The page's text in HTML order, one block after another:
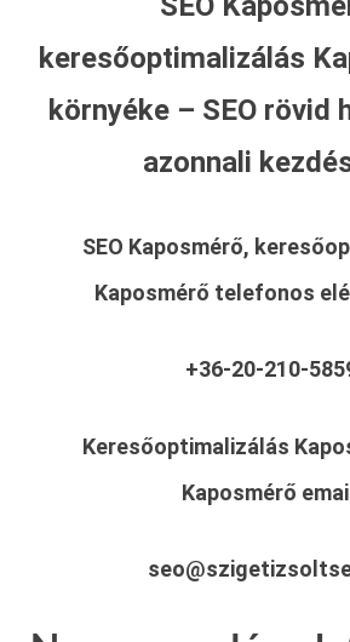
keresőoptimalizálás
környéke – SEO rövid
azonnali
SEO Kaposmérő,
Kaposmérő telefonos
+36-20-210-
Keresőoptimalizálás
Kaposmérő